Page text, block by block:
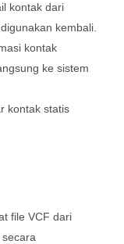
kontak dari
kembali.
kontak
ke sistem
kontak statis
file VCF dari